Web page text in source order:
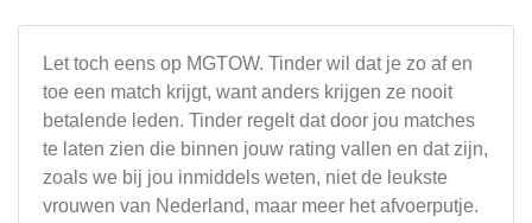
Let toch eens op MGTOW. Tinder wil dat je zo af en
toe een match krijgt, want anders krijgen ze nooit
betalende leden. Tinder regelt dat door jou matches
te laten zien die binnen jouw rating vallen en dat zijn,
zoals we bij jou inmiddels weten, niet de leukste
vrouwen van Nederland, maar meer het afvoerputje.